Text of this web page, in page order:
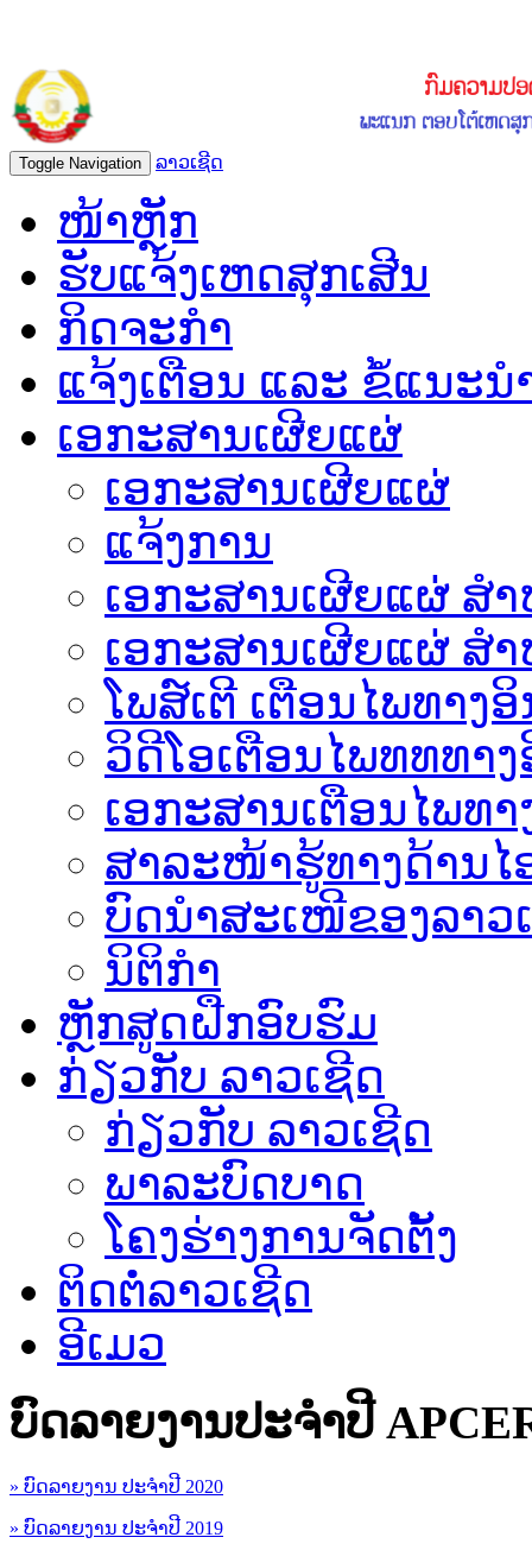
Toggle Navigation ລາວເຊີດ
ໜ້າຫຼັກ
ຮັບແຈ້ງເຫດສຸກເສີນ
ກິດຈະກຳ
ແຈ້ງເຕືອນ ແລະ ຂໍ້ແນະນ
ເອກະສານເຜີຍແຜ່
ເອກະສານເຜີຍແຜ່
ແຈ້ງການ
ເອກະສານເຜີຍແຜ່ ສ
ເອກະສານເຜີຍແຜ່ ສ
ໂພສ໌ເຕີ ເຕືອນໄພທາງອິ
ວິດີໂອເຕືອນໄພທທທາງ
ເອ​ກະ​ສານເຕືອນໄພທາ
ສາລະໜ້າຮູ້ທາງດ້ານໄ
ບົດນຳສະເໜີຂອງລາວ
ນິຕິກຳ
ຫຼັກສູດຝືກອົບຮົມ
ກ່ຽວກັບ ລາວເຊີດ
ກ່ຽວກັບ ລາວເຊີດ
ພາລະບົດບາດ
ໂຄງຮ່າງການຈັດຕັ້ງ
ຕິດຕໍ່ລາວເຊີດ
ອີເມວ
ບົດລາຍງານປະຈຳປີ
» ບົດລາຍງານ ປະຈຳປີ 2020
» ບົດລາຍງານ ປະຈຳປີ 2019